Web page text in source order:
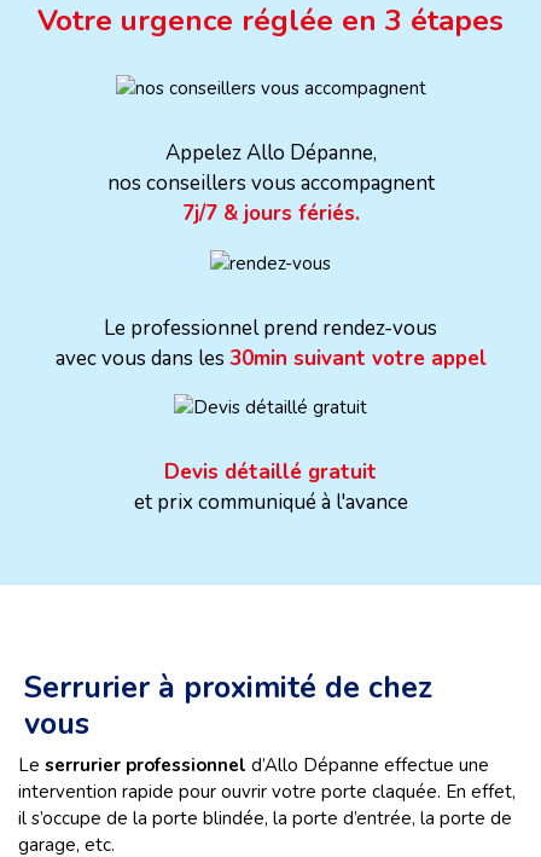
Votre urgence réglée en 3 étapes
Appelez Allo Dépanne,
nos conseillers vous accompagnent
7j/7 & jours fériés.
Le professionnel prend rendez-vous
avec vous dans les 30min suivant votre appel
Devis détaillé gratuit
et prix communiqué à l'avance
Serrurier à proximité de chez
vous
Le serrurier professionnel d’Allo Dépanne effectue une
intervention rapide pour ouvrir votre porte claquée. En effet,
il s’occupe de la porte blindée, la porte d’entrée, la porte de
garage, etc.